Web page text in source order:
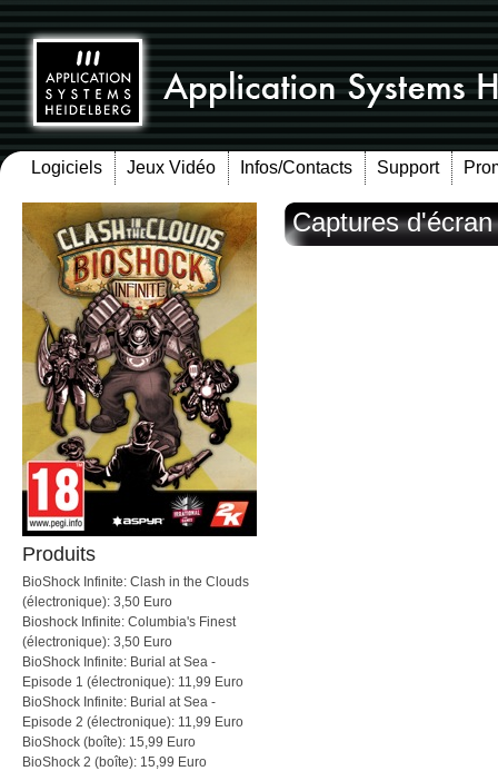
Logiciels Jeux Vidéo Infos/Contacts Support
Produits
BioShock Infinite: Clash in the Clouds
(électronique): 3,50 Euro
Bioshock Infinite: Columbia's Finest
(électronique): 3,50 Euro
BioShock Infinite: Burial at Sea -
Episode 1 (électronique): 11,99 Euro
BioShock Infinite: Burial at Sea -
Episode 2 (électronique): 11,99 Euro
BioShock (boîte): 15,99 Euro
BioShock 2 (boîte): 15,99 Euro
Captures d'écran